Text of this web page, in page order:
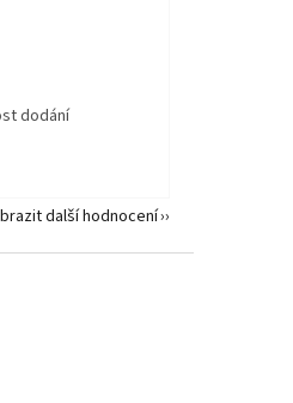
obchodu je 5 z 5 hvězdiček.
dodání
další hodnocení